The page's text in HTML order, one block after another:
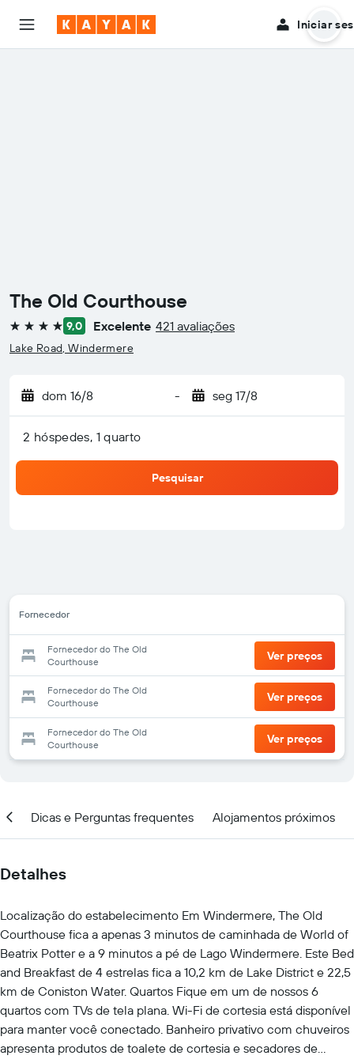
Iniciar
The Old Courthouse
4 estrelas 9,0 Excelente 421 avaliações
Lake Road, Windermere
dom 16/8 - seg 17/8
2 hóspedes, 1 quarto
Pesquisar
Fornecedor
Fornecedor do The Old
Courthouse
Ver preços
Fornecedor do The Old
Courthouse
Ver preços
Fornecedor do The Old
Courthouse
Ver preços
Dicas e Perguntas frequentes Alojamentos próximos
Detalhes
Localização do estabelecimento Em Windermere, The Old
Courthouse fica a apenas 3 minutos de caminhada de World of
Beatrix Potter e a 9 minutos a pé de Lago Windermere. Este Bed
and Breakfast de 4 estrelas fica a 10,2 km de Lake District e 22,5
km de Coniston Water. Quartos Fique em um de nossos 6
quartos com TVs de tela plana. Wi-Fi de cortesia está disponível
para manter você conectado. Banheiro privativo com chuveiros
apresenta produtos de toalete de cortesia e secadores de